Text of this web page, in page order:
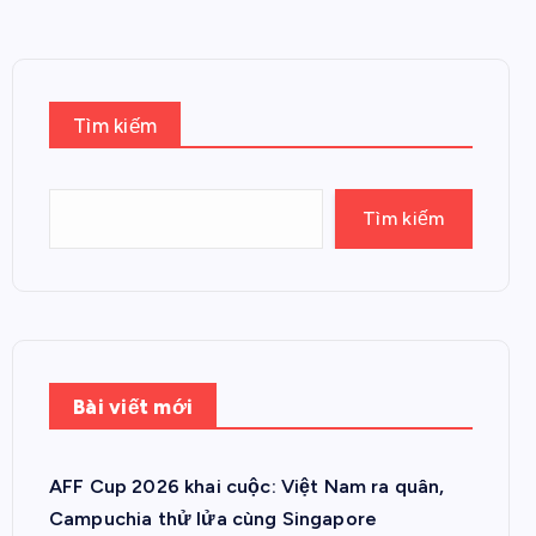
Tìm kiếm
Tìm kiếm
Bài viết mới
AFF Cup 2026 khai cuộc: Việt Nam ra quân,
Campuchia thử lửa cùng Singapore